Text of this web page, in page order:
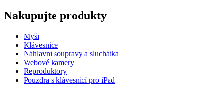
Nakupujte produkty
Myši
Klávesnice
Náhlavní soupravy a sluchátka
Webové kamery
Reproduktory
Pouzdra s klávesnicí pro iPad